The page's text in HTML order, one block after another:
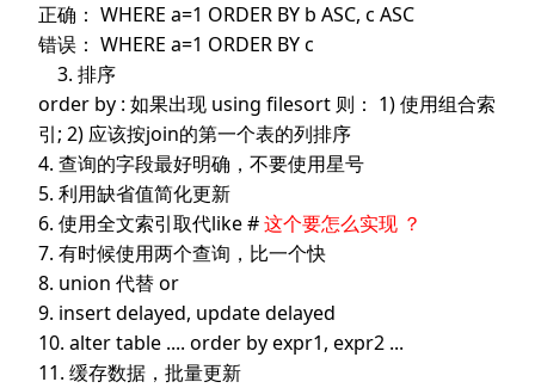
正确： WHERE a=1 ORDER BY b ASC, c ASC
错误： WHERE a=1 ORDER BY c
3. 排序
order by : 如果出现 using filesort 则： 1) 使用组合索
引; 2) 应该按join的第一个表的列排序
4. 查询的字段最好明确，不要使用星号
5. 利用缺省值简化更新
6. 使用全文索引取代like #这个要怎么实现 ？
7. 有时候使用两个查询，比一个快
8. union 代替 or
9. insert delayed, update delayed
10. alter table .... order by expr1, expr2 ...
11. 缓存数据，批量更新